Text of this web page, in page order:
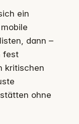
ein
dann –
fest
kritischen
ohne